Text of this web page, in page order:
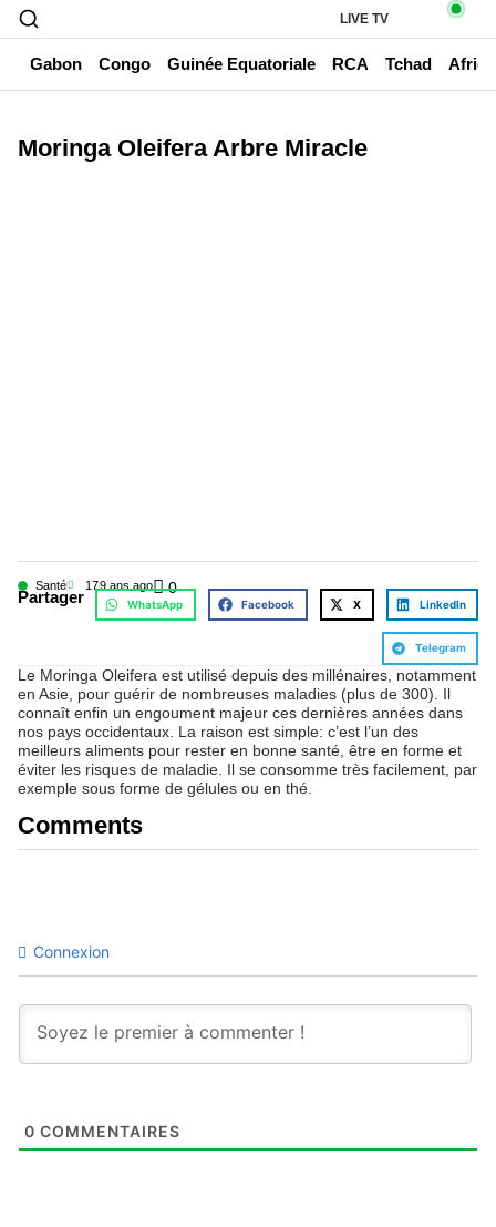
LIVE TV
Gabon Congo Guinée Equatoriale RCA Tchad
Moringa Oleifera Arbre Miracle
Santé 179 ans ago 0
Partager WhatsApp Facebook X LinkedIn
Telegram
Le Moringa Oleifera est utilisé depuis des millénaires, notamment
en Asie, pour guérir de nombreuses maladies (plus de 300). Il
connaît enfin un engoument majeur ces dernières années dans
nos pays occidentaux. La raison est simple: c’est l’un des
meilleurs aliments pour rester en bonne santé, être en forme et
éviter les risques de maladie. Il se consomme très facilement, par
exemple sous forme de gélules ou en thé.
Comments
Connexion
0 COMMENTAIRES